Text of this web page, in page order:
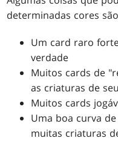
determinadas cores
Um card raro
verdade
Muitos cards de
as criaturas de
Muitos cards
Uma boa curva
muitas criaturas